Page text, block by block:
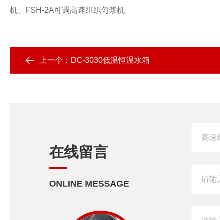
机、
FSH-2A可调高速组织匀浆机
上一个： DC-3030低温恒温水箱
在线留言
ONLINE MESSAGE